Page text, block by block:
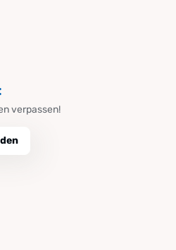
verpassen!